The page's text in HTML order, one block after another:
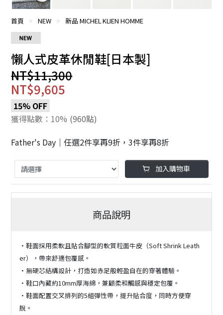
首頁 > NEW > 新品 MICHEL KLIEN HOMME
懶人式皮革休閒鞋[日本製]
NT$11,300
NT$9,605
15% OFF
獲得點數：10% (960點)
Father's Day｜任選2件享再9折，3件享再8折
加入購物車
商品說明
・鞋面採用柔軟且貼合腳型的軟質粒面牛皮（Soft Shrink Leath
er），帶來舒適包覆感。
・無硬芯結構設計，打造如赤足般輕盈自在的穿著體驗。
・鞋口內藏約10mm厚海綿，兼顧柔和觸感與穩定包覆。
・鞋面配置交叉排列的5組彈性帶，提升貼合度，同時方便穿
脫。